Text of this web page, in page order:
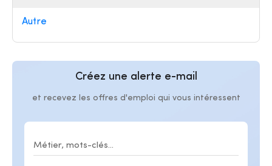
Autre
Créez une alerte e-mail
et recevez les offres d'emploi qui vous intéressent